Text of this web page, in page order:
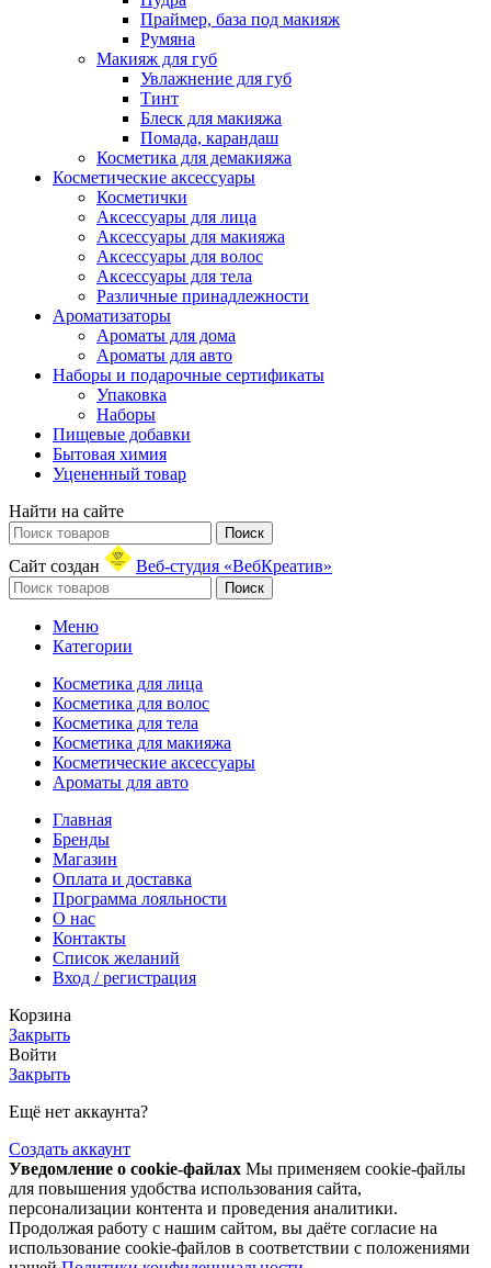
Праймер, база под макияж
Румяна
Макияж для губ
Увлажнение для губ
Тинт
Блеск для макияжа
Помада, карандаш
Косметика для демакияжа
Косметические аксессуары
Косметички
Аксессуары для лица
Аксессуары для макияжа
Аксессуары для волос
Аксессуары для тела
Различные принадлежности
Ароматизаторы
Ароматы для дома
Ароматы для авто
Наборы и подарочные сертификаты
Упаковка
Наборы
Пищевые добавки
Бытовая химия
Уцененный товар
Найти на сайте
Поиск
Сайт создан Веб-студия «ВебКреатив»
Поиск
Меню
Категории
Косметика для лица
Косметика для волос
Косметика для тела
Косметика для макияжа
Косметические аксессуары
Ароматы для авто
Главная
Бренды
Магазин
Оплата и доставка
Программа лояльности
О нас
Контакты
Список желаний
Вход / регистрация
Корзина
Закрыть
Войти
Закрыть
Ещё нет аккаунта?
Создать аккаунт
Уведомление о cookie-файлах Мы применяем cookie-файлы
для повышения удобства использования сайта,
персонализации контента и проведения аналитики.
Продолжая работу с нашим сайтом, вы даёте согласие на
использование cookie-файлов в соответствии с положениями